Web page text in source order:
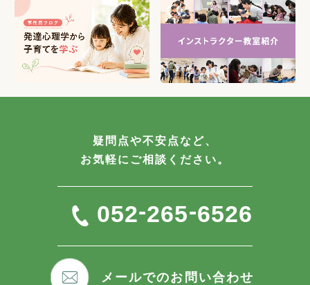
疑問点や不安点など、
お気軽にご相談ください。
052-265-6526
メールでのお問い合わせ